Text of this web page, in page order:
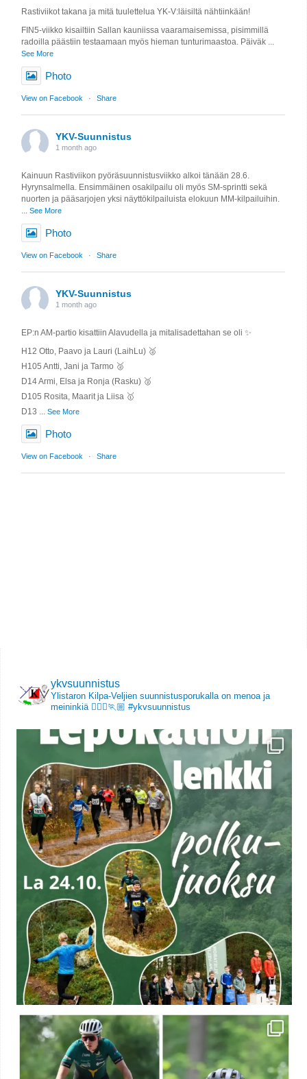
Rastiviikot takana ja mitä tuulettelua YK-V:läisiltä nähtiinkään!
FIN5-viikko kisailtiin Sallan kauniissa vaaramaisemissa, pisimmillä
radoilla päästiin testaamaan myös hieman tunturimaastoa. Päiväk ...
See More
Photo
View on Facebook · Share
YKV-Suunnistus
1 month ago
Kainuun Rastiviikon pyöräsuunnistusviikko alkoi tänään 28.6.
Hyrynsalmella. Ensimmäinen osakilpailu oli myös SM-sprintti sekä
nuorten ja pääsarjojen yksi näyttökilpailuista elokuun MM-kilpailuihin.
... See More
Photo
View on Facebook · Share
YKV-Suunnistus
1 month ago
EP:n AM-partio kisattiin Alavudella ja mitalisadettahan se oli ✨️
H12 Otto, Paavo ja Lauri (LaihLu) 🥈
H105 Antti, Jani ja Tarmo 🥈
D14 Armi, Elsa ja Ronja (Rasku) 🥈
D105 Rosita, Maarit ja Liisa 🥇
D13 ... See More
Photo
View on Facebook · Share
ykvsuunnistus
Ylistaron Kilpa-Veljien suunnistusporukalla on menoa ja
meininkiä 🏃🏻‍♀️🏃🏼 #ykvsuunnistus